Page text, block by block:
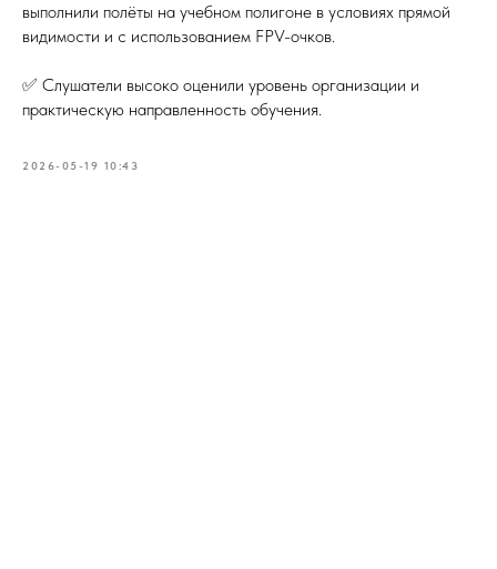
выполнили полёты на учебном полигоне в условиях прямой
видимости и с использованием FPV-очков.
✅ Слушатели высоко оценили уровень организации и
практическую направленность обучения.
2026-05-19 10:43